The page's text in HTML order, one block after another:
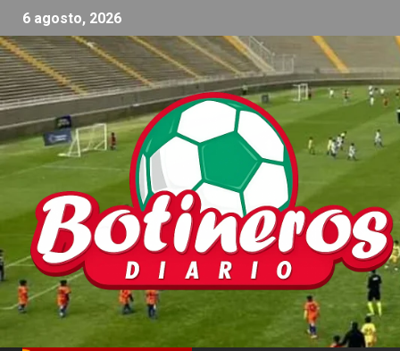
6 agosto, 2026